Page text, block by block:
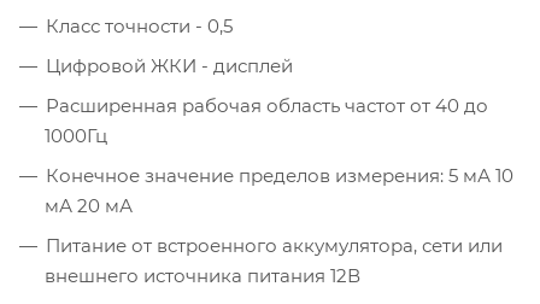
Класс точности - 0,5
Цифровой ЖКИ - дисплей
Расширенная рабочая область частот от 40 до
1000Гц
Конечное значение пределов измерения: 5 мА 10
мА 20 мА
Питание от встроенного аккумулятора, сети или
внешнего источника питания 12В